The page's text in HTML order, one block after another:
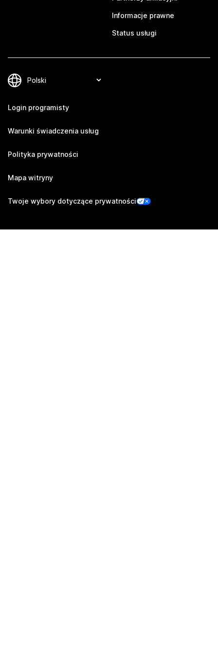
Informacje prawne
Status usługi
Login programisty
Warunki świadczenia usług
Polityka prywatności
Mapa witryny
Twoje wybory dotyczące prywatności